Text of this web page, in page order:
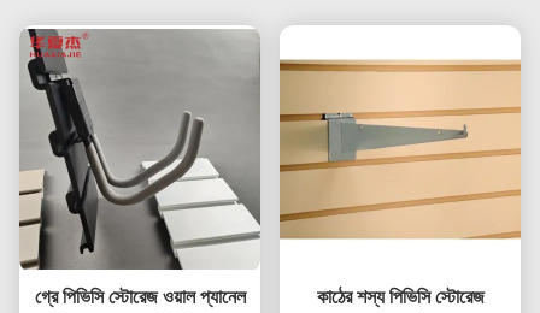
গ্রে পিভিসি স্টোরেজ ওয়াল প্যানেল
কাঠের শস্য পিভিসি স্টোরেজ